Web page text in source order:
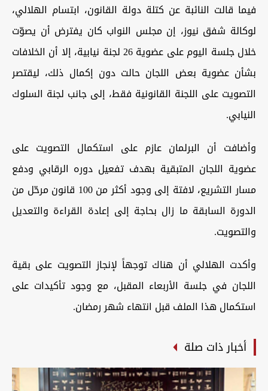
فيما قالت النائبة عن كتلة دولة القانون، ابتسام الهلالي،
لوكالة شفق نيوز، إن مجلس النواب كان يفترض أن يصوّت
خلال جلسة اليوم على عضوية 26 لجنة نيابية، إلا أن الخلافات
بشأن عضوية بعض اللجان حالت دون إكمال ذلك، ليقتصر
التصويت على اللجنة القانونية فقط، إلى جانب لجنة السلوك
النيابي.
وأضافت أن البرلمان عازم على استكمال التصويت على
عضوية اللجان المتبقية بهدف تفعيل دوره الرقابي ودفع
مسار التشريع، لافتة إلى وجود أكثر من 100 قانون مرحّل من
الدورة السابقة ما زال بحاجة إلى إعادة القراءة والتعديل
والتصويت.
وأكدت الهلالي أن هناك توجهاً لإنجاز التصويت على بقية
اللجان في جلسة الأربعاء المقبل، مع وجود تأكيدات على
استكمال هذا الملف قبل انتهاء شهر رمضان.
أخبار ذات صلة